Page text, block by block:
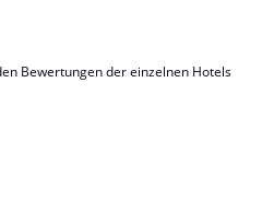
Bewertungen der einzelnen Hotels